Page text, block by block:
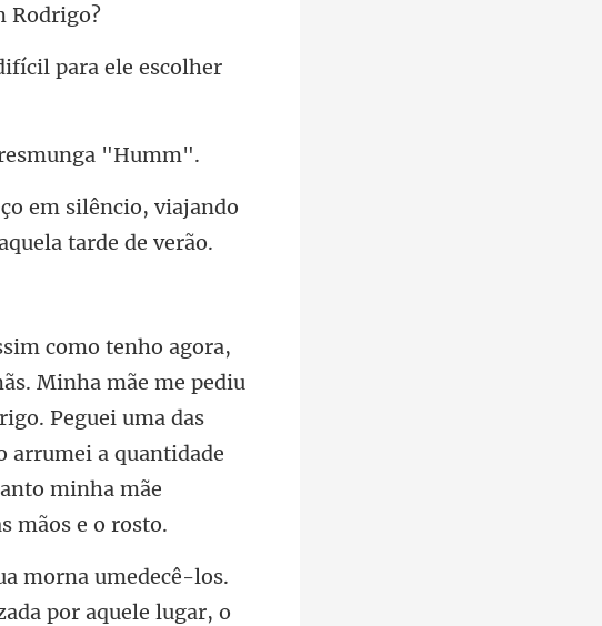
para ele es
em silêncio, viajando
u
Peguei uma das
arrumei a quan
r, o